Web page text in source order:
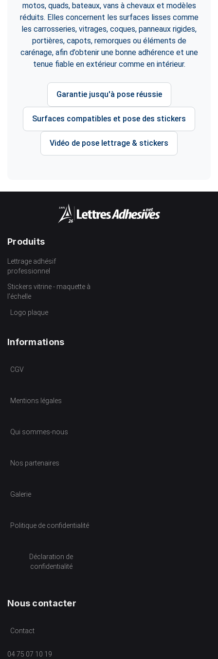
motos, quads, bateaux, vans à chevaux et modèles
réduits. Elles concernent les surfaces lisses comme
les carrosseries, vitrages, coques, panneaux rigides,
portières, capots, remorques ou éléments de
carénage, afin d’obtenir une bonne adhérence et une
tenue fiable en extérieur comme en intérieur.
Garantie jusqu'à pose réussie
Surfaces compatibles et pose des stickers
Vidéo de pose lettrage & stickers
Produits
Lettrage adhésif
professionnel
Stickers vitrine - maquette à
l’échelle
Logo plaque
Informations
CGV
Mentions légales
Qui sommes-nous
Nos partenaires
Galerie
Politique de confidentialité
Déclaration de
confidentialité
Nous contacter
Contact
04 75 07 10 19